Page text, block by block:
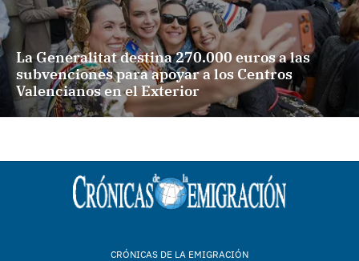
La Generalitat destina 270.000 euros a las
subvenciones para apoyar a los Centros
Valencianos en el Exterior
CRÓNICAS DE LA EMIGRACIÓN